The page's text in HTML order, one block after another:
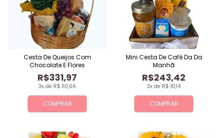
COMPRAR
3x de R$ 110,66
R$331,97
Cesta De Queijos Com
Chocolate E Flores
COMPRAR
3x de R$ 81,14
R$243,42
Mini Cesta De Café Da Da
Manhã